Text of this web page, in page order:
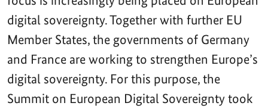
digital sovereignty. Together with further EU
Member States, the governments of Germany
and France are working to strengthen Europe’s
digital sovereignty. For this purpose, the
Summit on European Digital Sovereignty took